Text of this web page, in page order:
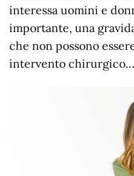
interessa uomini e
importante, una
che non possono
intervento chirurgico…